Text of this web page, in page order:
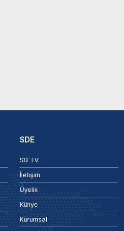
SDE
SD TV
İletişim
Üyelik
Künye
Kurumsal